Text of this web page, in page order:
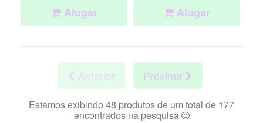
Alugar Alugar
Anterior Próxima
Estamos exibindo 48 produtos de um total de 177
encontrados na pesquisa